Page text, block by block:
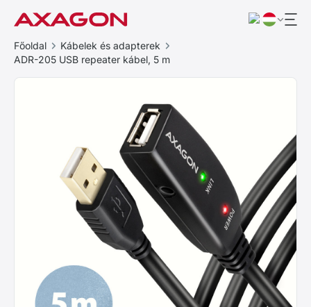
Főoldal
Kábelek és adapterek
ADR-205 USB repeater kábel, 5 m